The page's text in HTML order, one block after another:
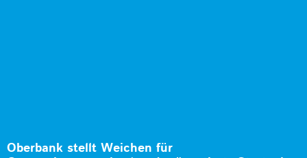
Oberbank stellt Weichen für